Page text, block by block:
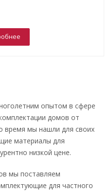
опытом в сфере
домов от
время мы нашли для своих
материалы для
низкой цене.
мы поставляем
для частного